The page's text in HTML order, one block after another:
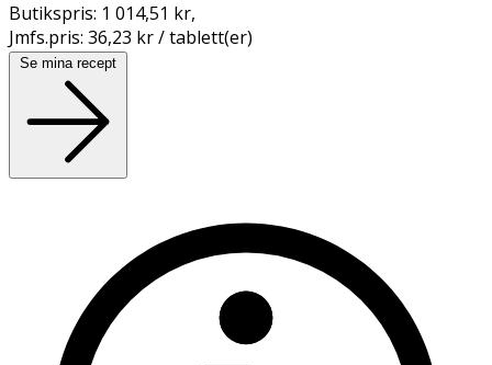
Butikspris: 1 014,51 kr,
Jmfs.pris: 36,23 kr / tablett(er)
Se mina recept